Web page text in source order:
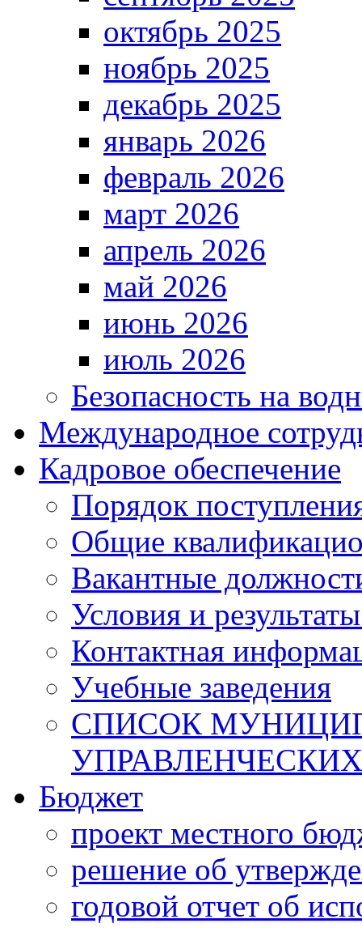
октябрь 2025
ноябрь 2025
декабрь 2025
январь 2026
февраль 2026
март 2026
апрель 2026
май 2026
июнь 2026
июль 2026
Безопасность на
Международное
Кадровое обеспечение
Порядок
Общие
Вакантные
Условия и
Контактная
Учебные заведения
СПИСОК
Бюджет
проект местного
решение об
годовой отчет об